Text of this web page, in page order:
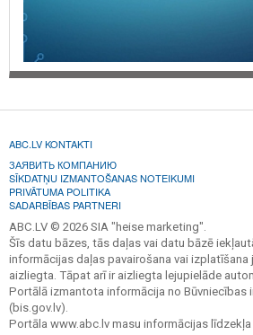
ABC.LV KONTAKTI
ЗАЯВИТЬ КОМПАНИЮ
SĪKDATŅU IZMANTOŠANAS NOTEIKUMI
PRIVĀTUMA POLITIKA
SADARBĪBAS PARTNERI
ABC.LV © 2026 SIA "heise marketing".
Šīs datu bāzes, tās daļas vai datu bāzē
informācijas daļas pavairošana vai
aizliegta. Tāpat arī ir aizliegta lejupielāde
Portālā izmantota informācija no Būvniecības
(bis.gov.lv).
Portāla www.abc.lv masu informācijas